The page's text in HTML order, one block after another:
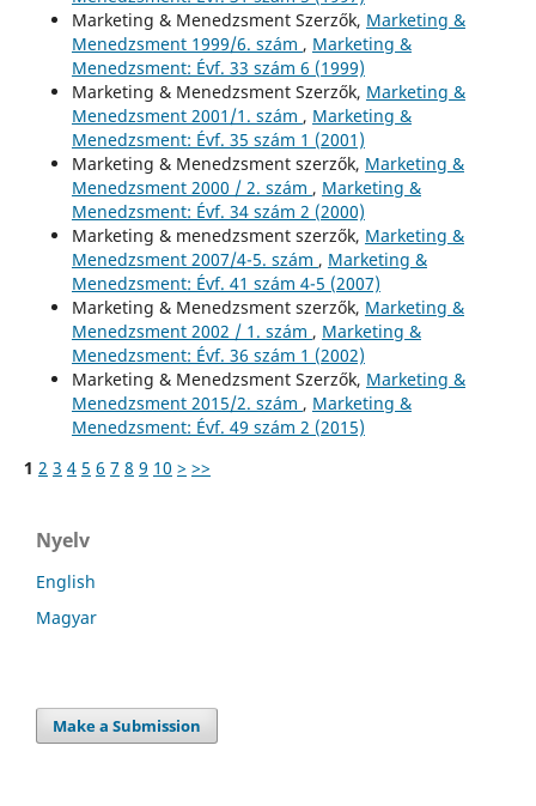
Marketing & Menedzsment Szerzők, Marketing &
Menedzsment 1999/6. szám , Marketing &
Menedzsment: Évf. 33 szám 6 (1999)
Marketing & Menedzsment Szerzők, Marketing &
Menedzsment 2001/1. szám , Marketing &
Menedzsment: Évf. 35 szám 1 (2001)
Marketing & Menedzsment szerzők, Marketing &
Menedzsment 2000 / 2. szám , Marketing &
Menedzsment: Évf. 34 szám 2 (2000)
Marketing & menedzsment szerzők, Marketing &
Menedzsment 2007/4-5. szám , Marketing &
Menedzsment: Évf. 41 szám 4-5 (2007)
Marketing & Menedzsment szerzők, Marketing &
Menedzsment 2002 / 1. szám , Marketing &
Menedzsment: Évf. 36 szám 1 (2002)
Marketing & Menedzsment Szerzők, Marketing &
Menedzsment 2015/2. szám , Marketing &
Menedzsment: Évf. 49 szám 2 (2015)
1 2 3 4 5 6 7 8 9 10 > >>
Nyelv
English
Magyar
Make a Submission